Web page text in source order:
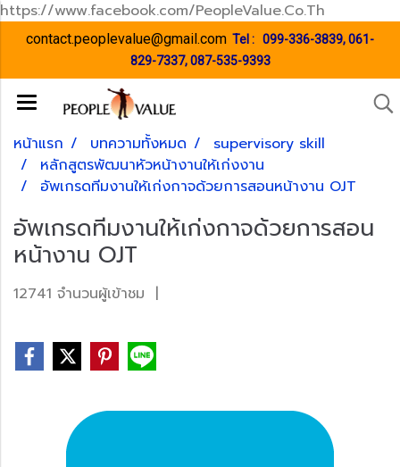
https://www.facebook.com/PeopleValue.Co.Th
contact.peoplevalue@gmail.com Tel : 099-336-3839,061-
829-7337,087-535-9393
หน้าแรก บทความทั้งหมด
supervisory skill
หลักสูตรพัฒนาหัวหน้างานให้เก่งงาน
อัพเกรดทีมงานให้เก่งกาจด้วยการสอนหน้างาน OJT
อัพเกรดทีมงานให้เก่งกาจด้วยการสอน
หน้างาน OJT
12741 จำนวนผู้เข้าชม |